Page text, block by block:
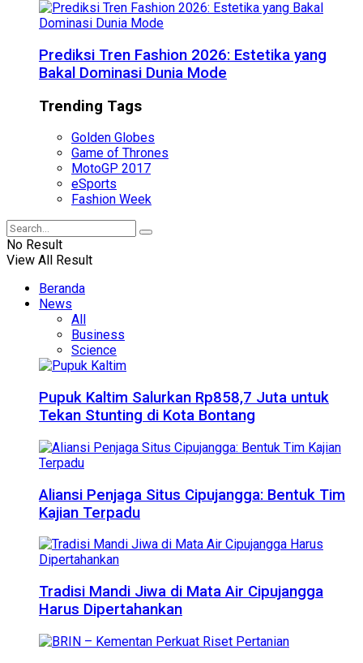
Prediksi Tren Fashion 2026: Estetika yang
Bakal Dominasi Dunia Mode
Trending Tags
Golden Globes
Game of Thrones
MotoGP 2017
eSports
Fashion Week
No Result
View All Result
Beranda
News
All
Business
Science
Pupuk Kaltim Salurkan Rp858,7 Juta untuk
Tekan Stunting di Kota Bontang
Aliansi Penjaga Situs Cipujangga: Bentuk Tim
Kajian Terpadu
Tradisi Mandi Jiwa di Mata Air Cipujangga
Harus Dipertahankan